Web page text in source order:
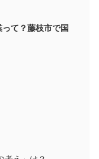
て？藤枝市で国